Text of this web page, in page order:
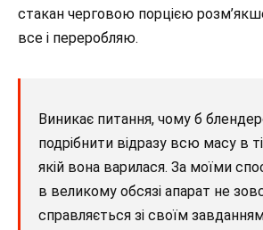
стакан черговою порцією
все і переробляю.
Виникає питання, чому б
подрібнити відразу всю масу в
якій вона варилася. За моїми
в великому обсязі апарат не
справляється зі своїм